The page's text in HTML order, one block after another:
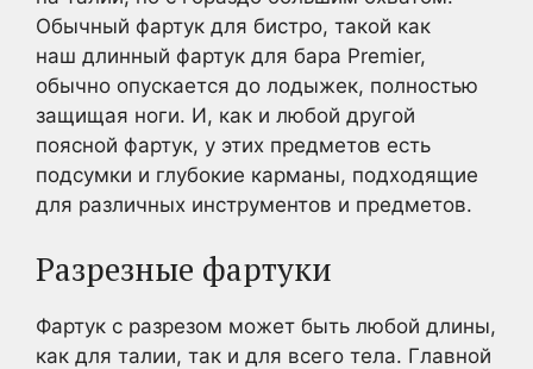
Обычный фартук для бистро, такой как
наш длинный фартук для бара Premier,
обычно опускается до лодыжек, полностью
защищая ноги. И, как и любой другой
поясной фартук, у этих предметов есть
подсумки и глубокие карманы, подходящие
для различных инструментов и предметов.
Разрезные фартуки
Фартук с разрезом может быть любой длины,
как для талии, так и для всего тела. Главной